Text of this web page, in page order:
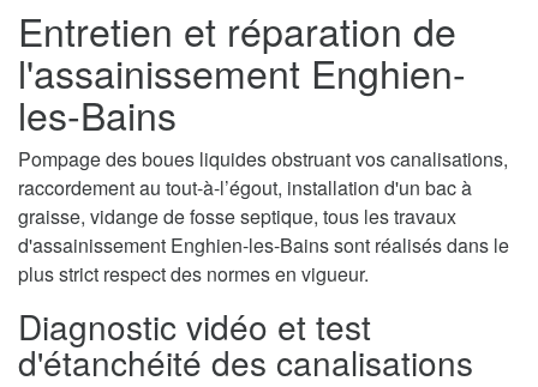
Entretien et réparation de
l'assainissement Enghien-
les-Bains
Pompage des boues liquides obstruant vos canalisations,
raccordement au tout-à-l’égout, installation d'un bac à
graisse, vidange de fosse septique, tous les travaux
d'assainissement Enghien-les-Bains sont réalisés dans le
plus strict respect des normes en vigueur.
Diagnostic vidéo et test
d'étanchéité des canalisations